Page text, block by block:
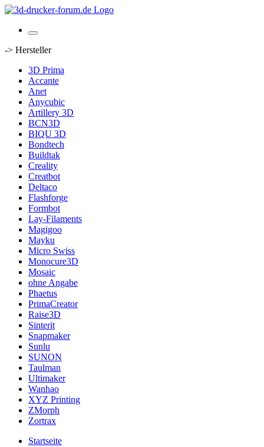
-> Hersteller
3D Prima
Accante
Anet
Anycubic
Artillery 3D
BCN3D
BIQU 3D
Bondtech
Buildtak
Creality
Creatbot
Deltaco
Flashforge
Formbot
Lay-Filaments
Magigoo
Mayku
Micro Swiss
Monocure3D
Mosaic
ohne Angabe
Phaetus
PrimaCreator
Raise3D
Sinterit
Snapmaker
Sunlu
SUNON
Taulman
Ultimaker
Wanhao
XYZ Printing
ZMorph
Zortrax
Startseite